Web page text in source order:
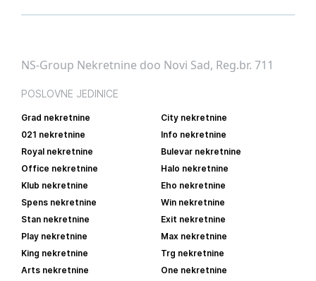
NS-Group Nekretnine doo Novi Sad, Reg.br. 711
POSLOVNE JEDINICE
Grad nekretnine
City nekretnine
021 nekretnine
Info nekretnine
Royal nekretnine
Bulevar nekretnine
Office nekretnine
Halo nekretnine
Klub nekretnine
Eho nekretnine
Spens nekretnine
Win nekretnine
Stan nekretnine
Exit nekretnine
Play nekretnine
Max nekretnine
King nekretnine
Trg nekretnine
Arts nekretnine
One nekretnine